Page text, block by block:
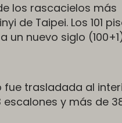
los rascacielos más
de Taipei. Los 101
nuevo siglo
fue trasladada al
escalones y más de